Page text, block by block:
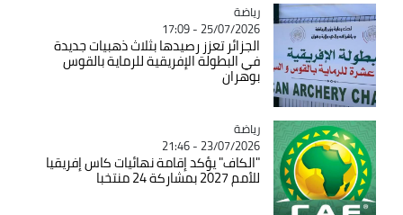
Catégorie
رياضة
25/07/2026 - 17:09
الجزائر تعزز رصيدها بثلاث ذهبيات جديدة
في البطولة الإفريقية للرماية بالقوس
بوهران
Catégorie
رياضة
23/07/2026 - 21:46
"الكاف" يؤكد إقامة نهائيات كاس إفريقيا
للأمم 2027 بمشاركة 24 منتخبا